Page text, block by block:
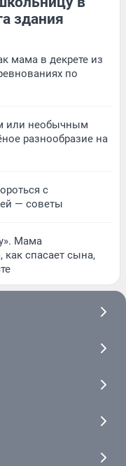
здания
мама в декрете из
по
или необычным
разнообразие на
с
— советы
Мама
спасает сына,